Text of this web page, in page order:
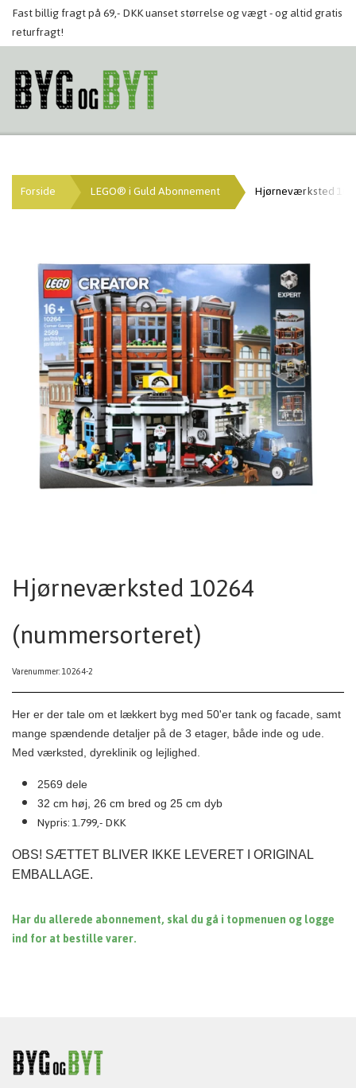
Fast billig fragt på 69,- DKK uanset størrelse og vægt - og altid gratis
returfragt!
Forside LEGO® i Guld Abonnement Hjørneværksted
Hjørneværksted 10264
(nummersorteret)
Varenummer: 10264-2
Her er der tale om et lækkert byg med 50'er tank og facade, samt
mange spændende detaljer på de 3 etager, både inde og ude.
Med værksted, dyreklinik og lejlighed.
2569 dele
32 cm høj, 26 cm bred og 25 cm dyb
Nypris: 1.799,- DKK
OBS! SÆTTET BLIVER IKKE LEVERET I ORIGINAL
EMBALLAGE.
Har du allerede abonnement, skal du gå i topmenuen og logge
ind for at bestille varer.